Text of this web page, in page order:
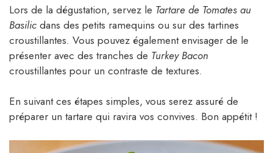
Lors de la dégustation, servez le Tartare de Tomates au
Basilic dans des petits ramequins ou sur des tartines
croustillantes. Vous pouvez également envisager de le
présenter avec des tranches de Turkey Bacon
croustillantes pour un contraste de textures.
En suivant ces étapes simples, vous serez assuré de
préparer un tartare qui ravira vos convives. Bon appétit !